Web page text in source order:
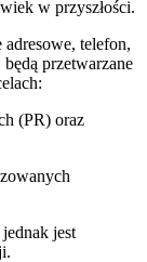
w przyszłości.
telefon,
przetwarzane
(PR) oraz
jest